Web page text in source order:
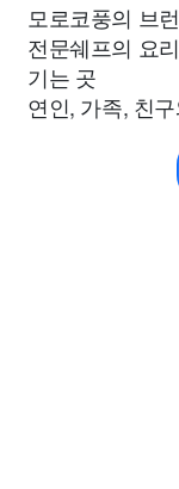
모로코풍의 브
전문쉐프의 요
기는 곳
연인, 가족, 친